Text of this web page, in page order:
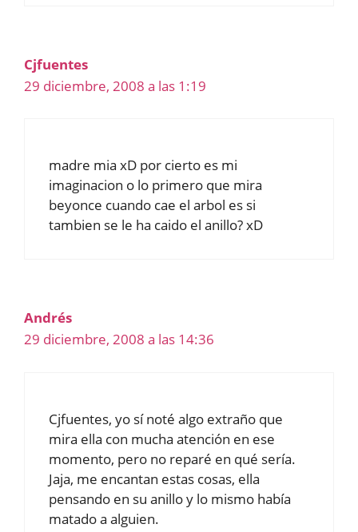
Cjfuentes
29 diciembre, 2008 a las 1:19
madre mia xD por cierto es mi
imaginacion o lo primero que mira
beyonce cuando cae el arbol es si
tambien se le ha caido el anillo? xD
Andrés
29 diciembre, 2008 a las 14:36
Cjfuentes, yo sí noté algo extraño que
mira ella con mucha atención en ese
momento, pero no reparé en qué sería.
Jaja, me encantan estas cosas, ella
pensando en su anillo y lo mismo había
matado a alguien.